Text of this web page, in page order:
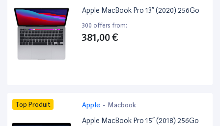
Apple MacBook Pro 13” (2020) 256Go
300 offers from:
381,00 €
Top Produit Apple - Macbook
Apple MacBook Pro 15” (2018) 256Go